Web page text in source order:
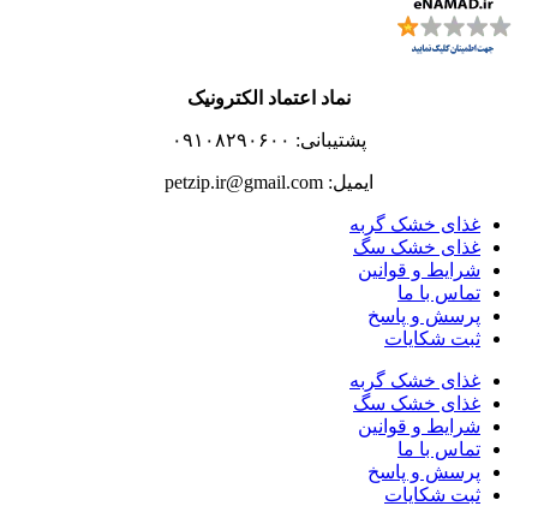
نماد اعتماد الکترونیک
پشتیبانی: ۰۹۱۰۸۲۹۰۶۰۰
ایمیل: petzip.ir@gmail.com
غذای خشک گربه
غذای خشک سگ
شرایط و قوانین
تماس با ما
پرسش و پاسخ
ثبت شکایات
غذای خشک گربه
غذای خشک سگ
شرایط و قوانین
تماس با ما
پرسش و پاسخ
ثبت شکایات